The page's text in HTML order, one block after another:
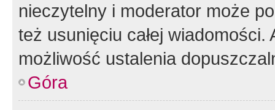
nieczytelny i moderator może
też usunięciu całej
możliwość ustalenia
Góra